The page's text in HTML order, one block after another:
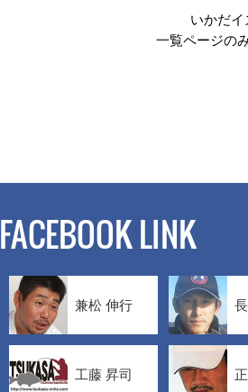
いかだイ
一覧ページの
FACEBOOK LINK
兼松 伸行
工藤 昇司